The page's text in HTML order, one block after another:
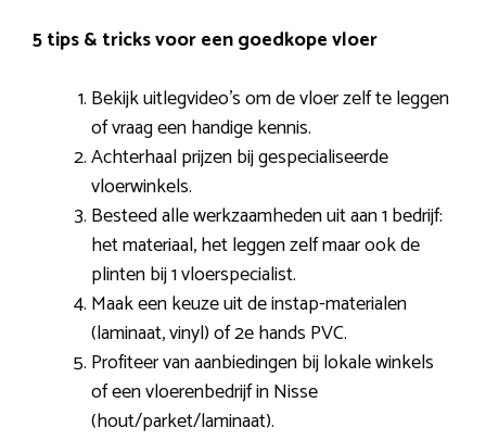
5 tips & tricks voor een goedkope vloer
Bekijk uitlegvideo’s om de vloer zelf te leggen
of vraag een handige kennis.
Achterhaal prijzen bij gespecialiseerde
vloerwinkels.
Besteed alle werkzaamheden uit aan 1 bedrijf:
het materiaal, het leggen zelf maar ook de
plinten bij 1 vloerspecialist.
Maak een keuze uit de instap-materialen
(laminaat, vinyl) of 2e hands PVC.
Profiteer van aanbiedingen bij lokale winkels
of een vloerenbedrijf in Nisse
(hout/parket/laminaat).